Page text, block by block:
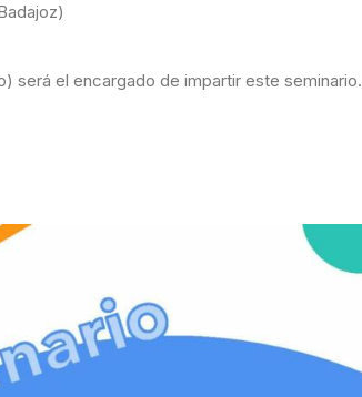
será el encargado de impartir este seminario.